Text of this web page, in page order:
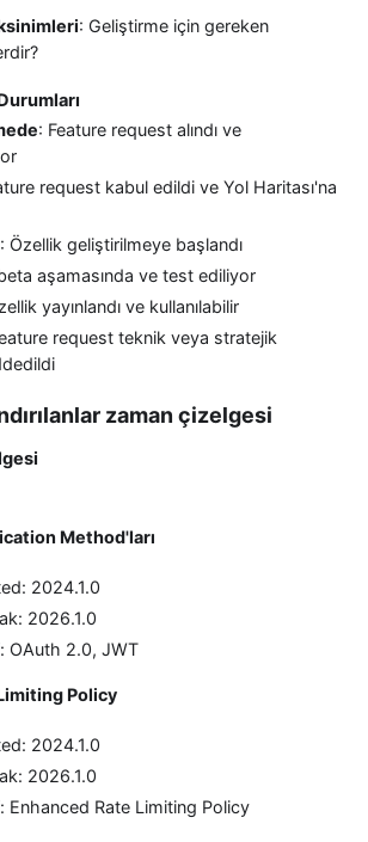
: Geliştirme için gereken
: Feature request alındı ve
request kabul edildi ve Yol Haritası'na
: Özellik geliştirilmeye başlandı
aşamasında ve test ediliyor
yayınlandı ve kullanılabilir
request teknik veya stratejik
zaman çizelgesi
Method'ları
2024.1.0
2026.1.0
OAuth 2.0, JWT
Policy
2024.1.0
2026.1.0
Enhanced Rate Limiting Policy